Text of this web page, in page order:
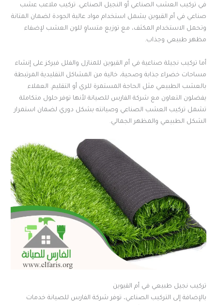
في تركيب العشب الصناعي أو النجيل الصناعي. تركيب ملاعب عشب
صناعي في أم القيوين يشمل استخدام مواد عالية الجودة لضمان المتانة
وتحمل الاستخدام المكثف، مع توزيع متساوٍ للون العشب لإضفاء
مظهر طبيعي وجذاب.
أما تركيب نجيلة صناعية في أم القيوين للمنازل والفلل فيركز على إنشاء
مساحات خضراء جذابة وصحية، خالية من المشاكل التقليدية المرتبطة
بالعشب الطبيعي مثل الحاجة المستمرة للري أو التقليم. العملاء
يفضلون التعاون مع شركة الفارس للصيانة لأنها توفر حلول متكاملة
تشمل تركيب العشب الصناعي وصيانته بشكل دوري لضمان استمرار
الشكل الطبيعي والمظهر الجمالي.
تركيب نجيل طبيعي في أم القيوين
بالإضافة إلى التركيب الصناعي، توفر شركة الفارس للصيانة خدمات